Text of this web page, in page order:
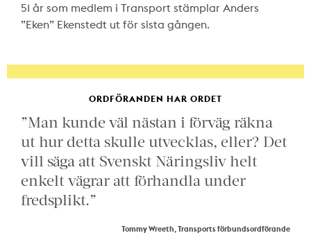
51 år som medlem i Transport stämplar Anders
”Eken” Ekenstedt ut för sista gången.
ORDFÖRANDEN HAR ORDET
”Man kunde väl nästan i förväg räkna
ut hur detta skulle utvecklas, eller? Det
vill säga att Svenskt Näringsliv helt
enkelt vägrar att förhandla under
fredsplikt.”
Tommy Wreeth, Transports förbundsordförande